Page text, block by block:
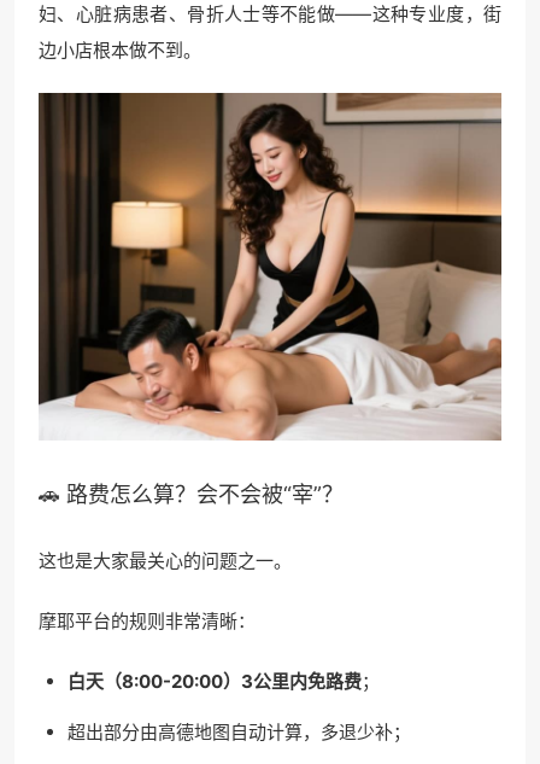
妇、心脏病患者、骨折人士等不能做——这种专业度，街
边小店根本做不到。
🚗 路费怎么算？会不会被“宰”？
这也是大家最关心的问题之一。
摩耶平台的规则非常清晰：
白天（8:00-20:00）3公里内免路费；
超出部分由高德地图自动计算，多退少补；